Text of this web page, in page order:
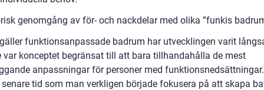
genomgång av för- och nackdelar med olika ”funkis
funktionsanpassade badrum har utvecklingen varit
var konceptet begränsat till att bara tillhandahålla de mest
anpassningar för personer med
tid som man verkligen började fokusera på att skapa